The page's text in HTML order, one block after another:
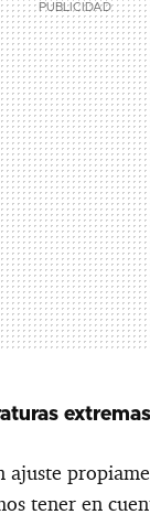
extremas
ajuste
tener en